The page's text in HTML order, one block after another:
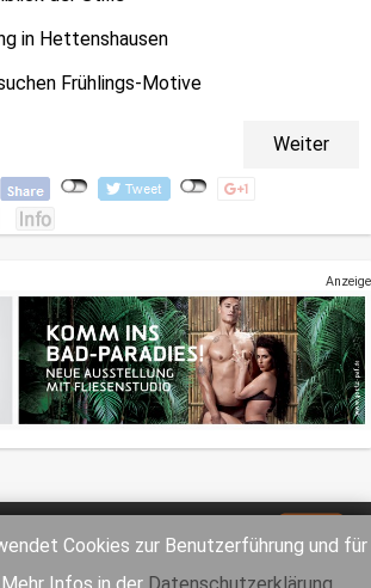
Cookies zur Benutzerführung und für
in Hettenshausen
Frühlings-Motive
Weiter
Anzeige